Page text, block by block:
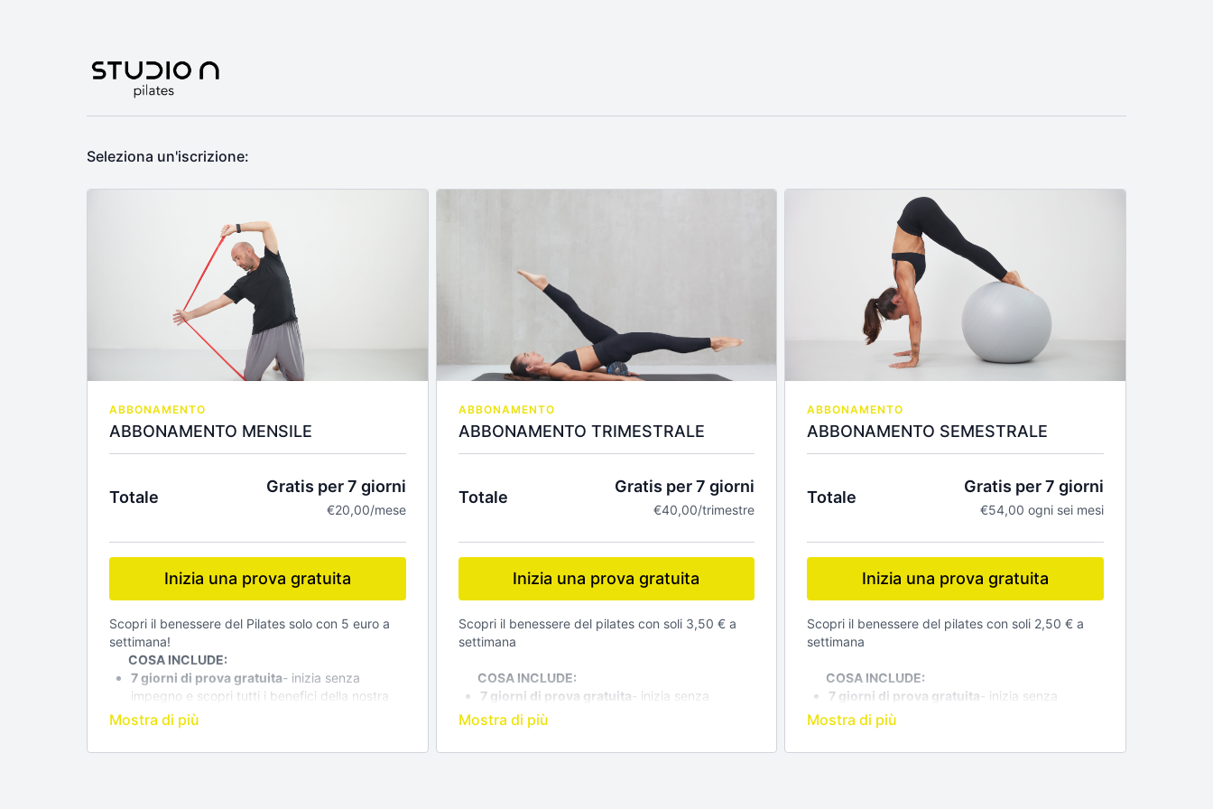
Seleziona un'iscrizione:
ABBONAMENTO
ABBONAMENTO MENSILE
Totale
Gratis per 7 giorni
€20,00/mese
Inizia una prova gratuita
Scopri il benessere del Pilates solo con 5 euro a
settimana!
COSA INCLUDE:
7 giorni di prova gratuita- inizia senza
impegno e scopri tutti i benefici della nostra
piattaforma
Accesso illimitato a tutti i video-
lezioni per ogni livello
ABBONAMENTO
ABBONAMENTO TRIMESTRALE
Totale
Gratis per 7 giorni
€40,00/trimestre
Inizia una prova gratuita
Scopri il benessere del pilates con soli 3,50 € a
settimana
COSA INCLUDE:
7 giorni di prova gratuita- inizia senza
impegno e scopri tutti i benefici della nostra
piattaforma
Accesso illimitato a tutti i video-Centinaia di
ABBONAMENTO
ABBONAMENTO SEMESTRALE
Totale
Gratis per 7 giorni
€54,00 ogni sei mesi
Inizia una prova gratuita
Scopri il benessere del pilates con soli 2,50 € a
settimana
COSA INCLUDE:
7 giorni di prova gratuita- inizia senza
impegno e scopri tutti i benefici della nostra
piattaforma
Accesso illimitato a tutti i video-Centinaia di